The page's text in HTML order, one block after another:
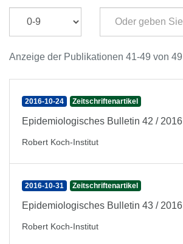
Anzeige der Publikationen 41-49 von 49
2016-10-24 Zeitschriftenartikel
Epidemiologisches Bulletin 42 / 2016
Robert Koch-Institut
2016-10-31 Zeitschriftenartikel
Epidemiologisches Bulletin 43 / 2016
Robert Koch-Institut